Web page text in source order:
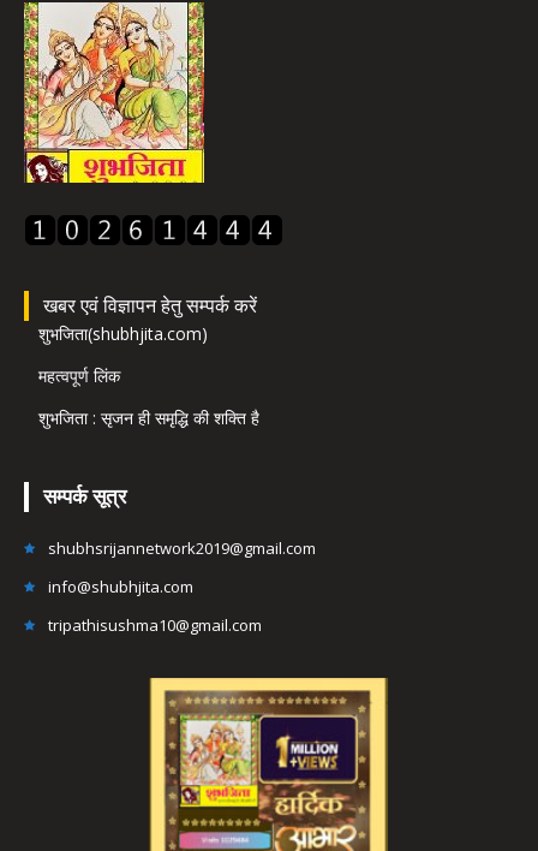
खबर एवं विज्ञापन हेतु सम्पर्क करें
शुभजिता(shubhjita.com)
महत्वपूर्ण लिंक
शुभजिता : सृजन ही समृद्धि की शक्ति है
सम्पर्क सूत्र
shubhsrijannetwork2019@gmail.com
info@shubhjita.com
tripathisushma10@gmail.com